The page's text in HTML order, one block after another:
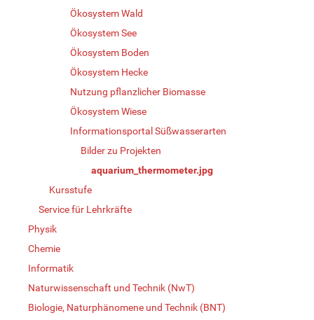
Ökosystem Wald
Ökosystem See
Ökosystem Boden
Ökosystem Hecke
Nutzung pflanzlicher Biomasse
Ökosystem Wiese
Informationsportal Süßwasserarten
Bilder zu Projekten
aquarium_thermometer.jpg
Kursstufe
Service für Lehrkräfte
Physik
Chemie
Informatik
Naturwissenschaft und Technik (NwT)
Biologie, Naturphänomene und Technik (BNT)